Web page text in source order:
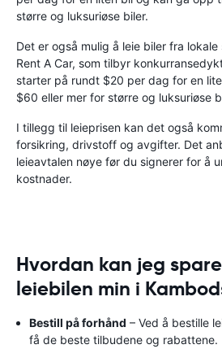
større og luksuriøse biler.
Det er også mulig å leie biler fra lokale
Rent A Car, som tilbyr
starter på rundt $20 per dag for en
$60 eller mer for større og luksuriøse
I tillegg til leieprisen kan det også
forsikring, drivstoff og avgifter. Det
leieavtalen nøye før du signerer for å
kostnader.
Hvordan kan jeg
leiebilen min i
Bestill på forhånd – Ved å bestille
få de beste tilbudene og rabattene.